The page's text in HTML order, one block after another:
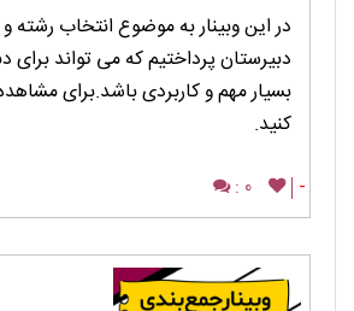
در این وبینار به موضوع انتخاب رشته
دبیرستان پرداختیم که می تواند برای
بسیار مهم و کاربردی باشد.برای
کنید.
-
0 :